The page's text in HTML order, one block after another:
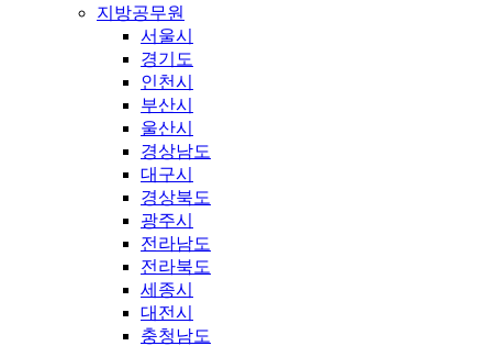
지방공무원
서울시
경기도
인천시
부산시
울산시
경상남도
대구시
경상북도
광주시
전라남도
전라북도
세종시
대전시
충청남도